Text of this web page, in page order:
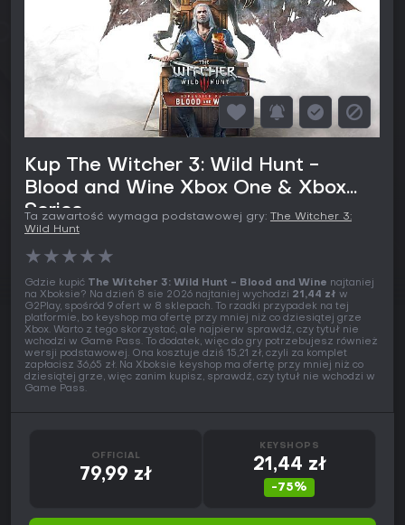
Kup The Witcher 3: Wild Hunt -
Blood and Wine Xbox One & Xbox
Series
Ta zawartość wymaga podstawowej gry:
The Witcher 3:
Wild Hunt
★★★★★
Gdzie kupić The Witcher 3: Wild Hunt - Blood and Wine najtaniej
na Xboksie? Na dzień 8 sie 2026 najtaniej wychodzi 21,44 zł w
G2Play, spośród 9 ofert w 8 sklepach. To rzadki przypadek na tej
platformie, bo keyshop ma ofertę przy mniej niż co dziesiątej grze
Xbox. Warto z tego skorzystać, ale najpierw sprawdź, czy tytuł nie
wchodzi w Game Pass. To dodatek, więc do gry potrzebujesz również
wersji podstawowej. Ona kosztuje dziś 15,21 zł, czyli za komplet
zapłacisz 36,65 zł. Na Xboksie keyshop ma ofertę przy mniej niż co
dziesiątej grze, więc zanim kupisz, sprawdź, czy tytuł nie wchodzi w
Game Pass.
OFFICIAL
79,99 zł
KEYSHOPS
21,44 zł
-75%